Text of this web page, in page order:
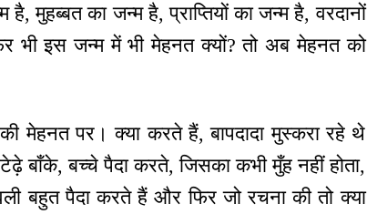
का जन्म है, प्राप्तियों का जन्म है, वरदानों
भी इस जन्म में भी मेहनत क्यों? तो अब मेहनत को
मेहनत पर। क्या करते हैं, बापदादा मुस्करा रहे थे
बाँके, बच्चे पैदा करते, जिसका कभी मुँह नहीं होता,
बहुत पैदा करते हैं और फिर जो रचना की तो क्या